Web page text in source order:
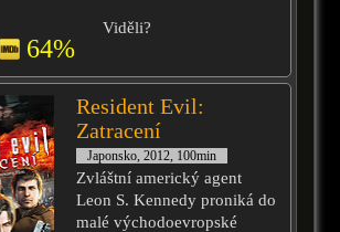
64%
Viděli?
Resident Evil:
Zatracení
Japonsko, 2012, 100min
Zvláštní americký agent
Leon S. Kennedy proniká do
malé východoevropské